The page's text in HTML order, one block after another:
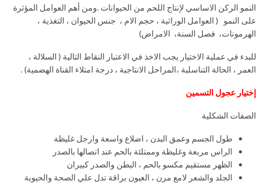
النمو الركن الاساسي لإنتاج اللحم من الحيوانات .ومن أهم العوامل المؤثرة
على النمو ( العوامل الوراثية ، حجم الام ، جنس الحيوان ، التغذية ،
الهرمونات، فصل السنة، الامراض)
للبدء في عملية الاختيار يجب الاخذ في الاعتبار النقاط التالية ( السلالة ،
العمر ، الحالة التناسلية ،المراحل الانتاجية ، درجة امتلاء القناة الهضمية) .
إختيار عجول التسمين
الصفات الشكلية
طول الجسم وعمق البدن ، اضلاع واسعة وارجل غليظة
الراس مربعة وغليظة وممتلئة بالحم عند اتصالها بالصدر
الظهر مستقيم مكسو بالحم ، البطن والصدر كبيران
الجلد والشعر لامع مرن ، العيون براقة تدل علي الصحة والحيوية